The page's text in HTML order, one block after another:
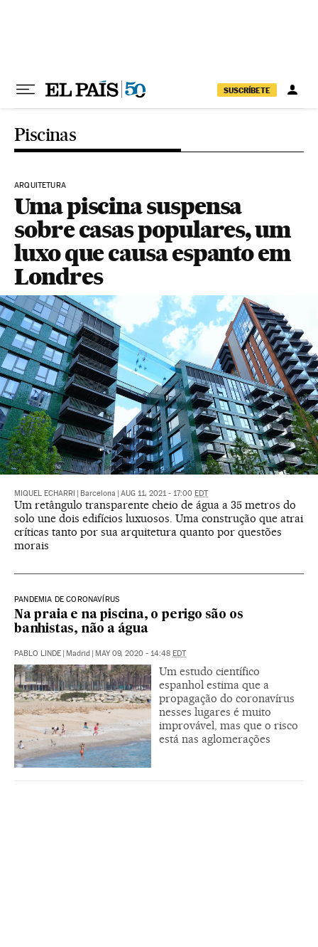
SUSCRÍBETE
Piscinas
ARQUITETURA
Uma piscina suspensa
sobre casas populares, um
luxo que causa espanto em
Londres
MIQUEL ECHARRI Barcelona AUG 11, 2021 - 17:00 EDT
Um retângulo transparente cheio de água a 35 metros do
solo une dois edifícios luxuosos. Uma construção que atrai
críticas tanto por sua arquitetura quanto por questões
morais
PANDEMIA DE CORONAVÍRUS
Na praia e na piscina, o perigo são os
banhistas, não a água
PABLO LINDE Madrid MAY 09, 2020 - 14:48 EDT
Um estudo científico
espanhol estima que a
propagação do coronavírus
nesses lugares é muito
improvável, mas que o risco
está nas aglomerações